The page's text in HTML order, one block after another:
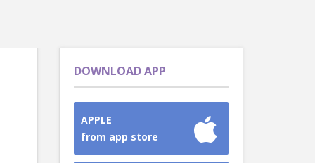
DOWNLOAD APP
APPLE
from app store